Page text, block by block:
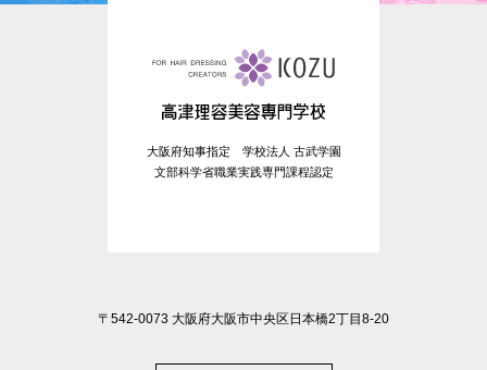
大阪府知事指定 学校法人 古武学園
文部科学省職業実践専門課程認定
〒542-0073 大阪府大阪市中央区日本橋2丁目8-20